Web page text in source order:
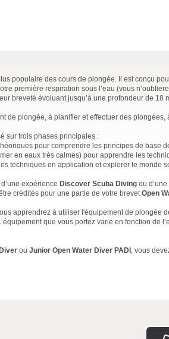
populaire des cours de plongée. Il est conçu
première respiration sous l’eau (vous
breveté évoluant jusqu’à une profondeur de 18
de plongée, à planifier et effectuer des
sur trois phases principales :
pour comprendre les principes de base
en eaux très calmes) pour apprendre les
techniques en application et explorer le monde
expérience Discover Scuba Diving ou
crédités pour une partie de votre brevetOpen
apprendrez à utiliser l'équipement de plongée
que vous portez varie en fonction de
ou Junior Open Water Diver PADI , vous